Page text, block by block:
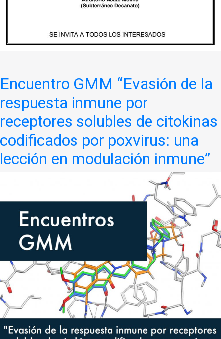
Encuentro GMM “Evasión de la
respuesta inmune por
receptores solubles de citokinas
codificados por poxvirus: una
lección en modulación inmune”